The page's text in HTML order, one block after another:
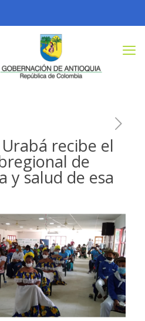
recibe el
de
y salud de esa